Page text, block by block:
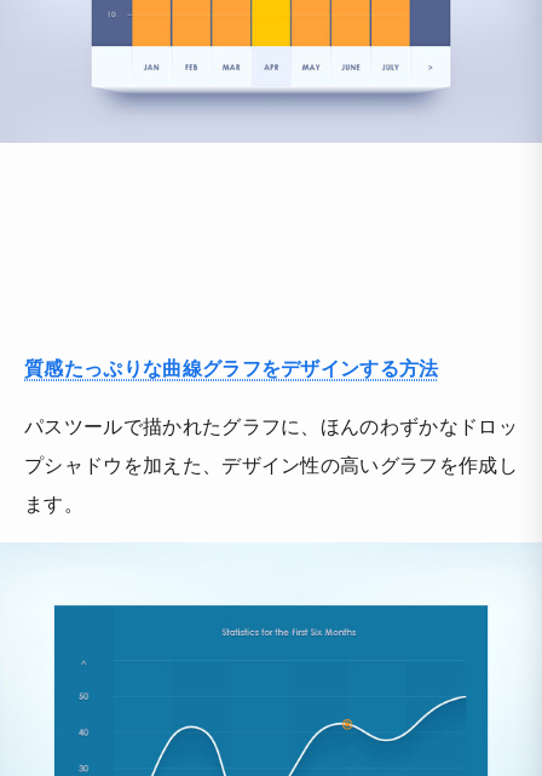
質感たっぷりな曲線グラフをデザインする方法
パスツールで描かれたグラフに、ほんのわずかなドロッ
プシャドウを加えた、デザイン性の高いグラフを作成し
ます。